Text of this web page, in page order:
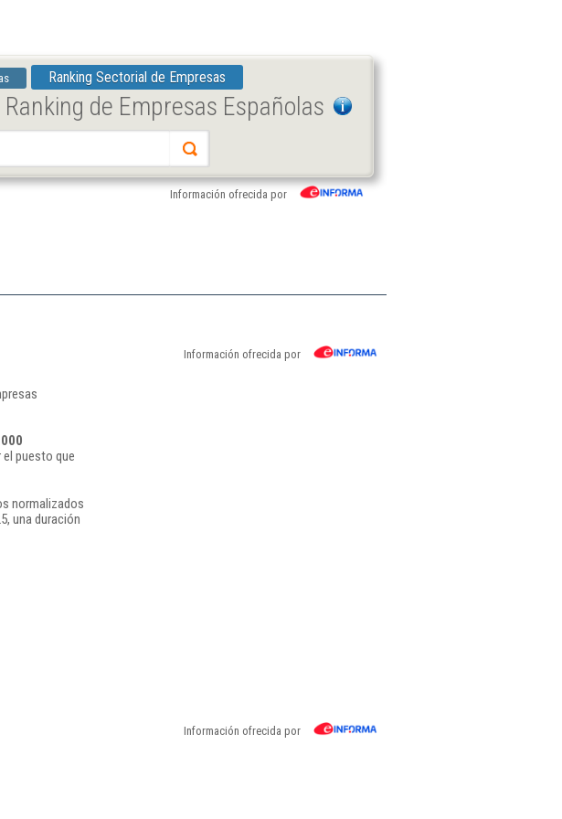
Ranking Sectorial de Empresas
de Empresas Españolas
Información ofrecida por
Información ofrecida por
puesto que
normalizados
una duración
Información ofrecida por